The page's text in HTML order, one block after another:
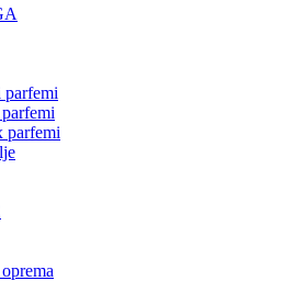
parfemi
parfemi